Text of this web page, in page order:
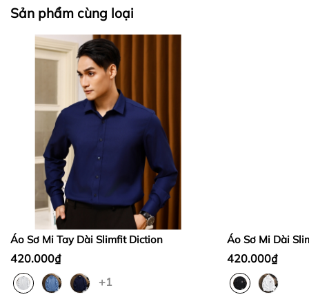
Bước 1:
Bước 2:
Sản phẩm cùng loại
Áo Sơ Mi Tay Dài Slimfit Diction
420.000₫
+1
Áo Sơ Mi Dài
420.000₫